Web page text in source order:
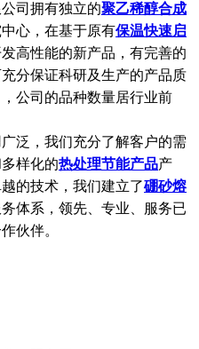
司拥有独立的聚乙稀醇合成
心，在基于原有保温快速启
高性能的新产品，有完善的
分保证科研及生产的产品质
公司的品种数量居行业前
，我们充分了解客户的需
样化的热处理节能产品产
的技术，我们建立了硼砂熔
体系，领先、专业、服务已
伙伴。